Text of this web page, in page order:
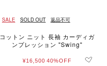
SALE SOLD OUT 返品不可
コットン ニット 長袖 カーディガ
ンプレッション "Swing"
¥16,500 40%OFF